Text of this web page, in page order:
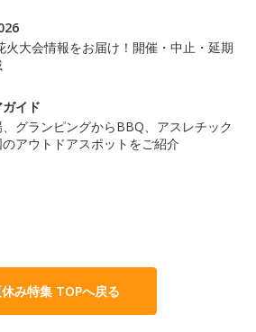
火大会情報をお届け！開催・中止・延期
イド
グランピングからBBQ、アスレチック
アウトドアスポットをご紹介
み特集 TOPへ戻る